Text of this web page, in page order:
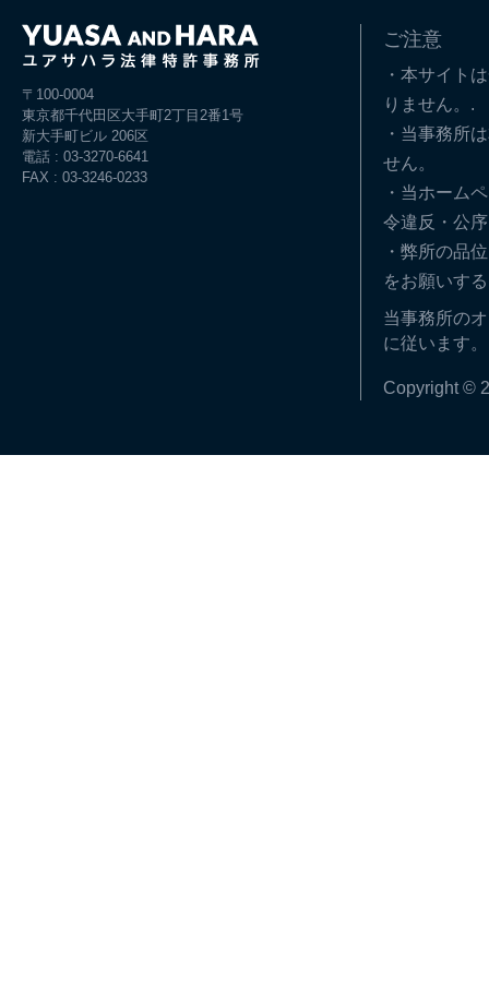
〒100-0004
東京都千代田区大手町2丁目2番1号
新大手町ビル 206区
電話 : 03-3270-6641
FAX : 03-3246-0233
ご注意
・本サイト
りません。.
・当事務所
せん。
・当ホーム
令違反・公
・弊所の品
をお願いす
当事務所の
に従います。
Copyright ©